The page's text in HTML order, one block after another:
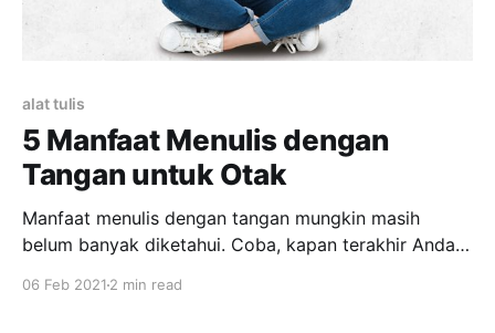
alat tulis
5 Manfaat Menulis dengan
Tangan untuk Otak
Manfaat menulis dengan tangan mungkin masih
belum banyak diketahui. Coba, kapan terakhir Anda
06 Feb 2021 2 min read